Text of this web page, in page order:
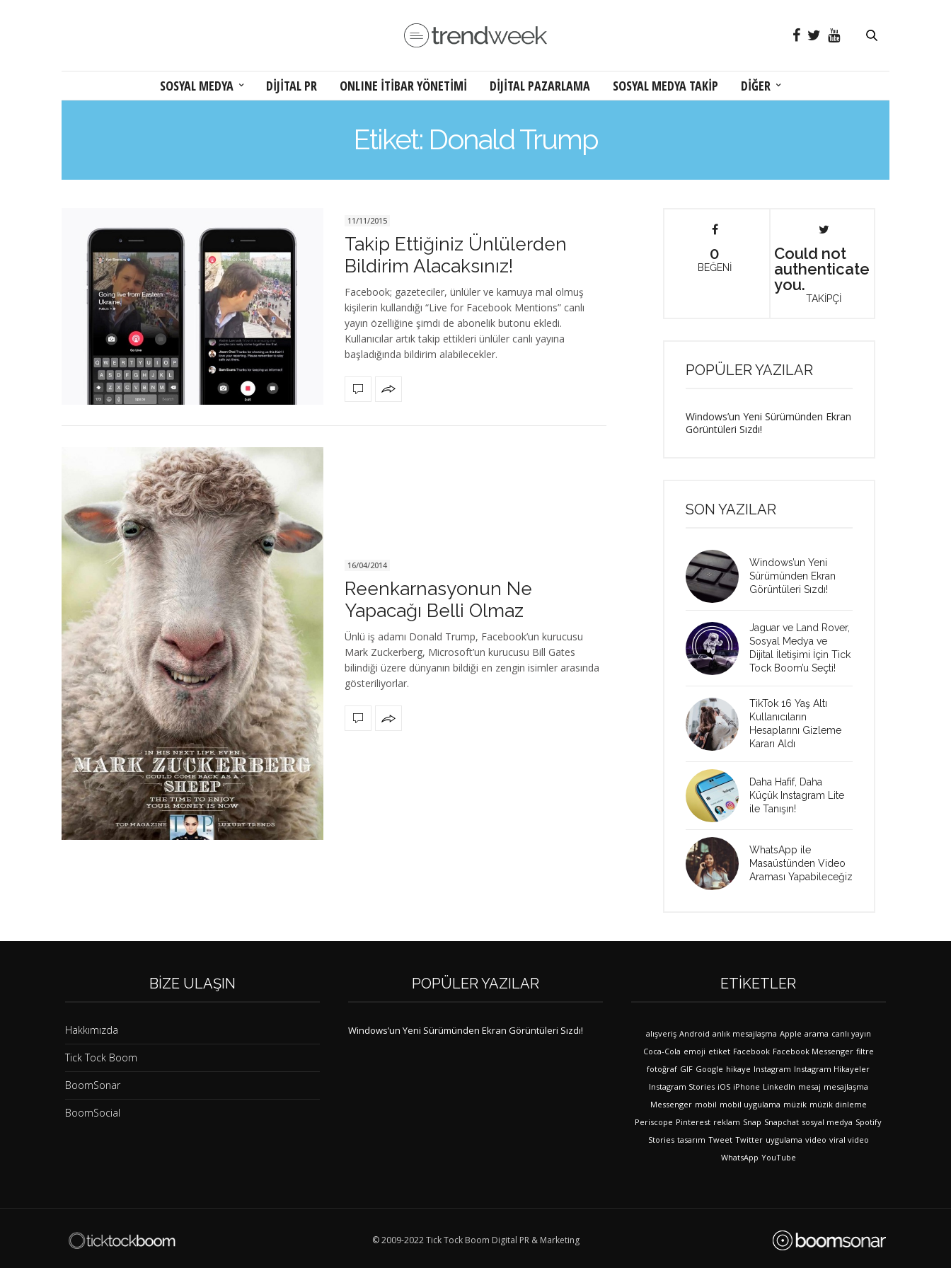
SOSYAL MEDYA DİJİTAL PR ONLINE İTİBAR YÖNETİMİ DİJİTAL PAZARLAMA SOSYAL MEDYA TAKİP DİĞER
Etiket: Donald Trump
11/11/2015
Takip Ettiğiniz Ünlülerden
Bildirim Alacaksınız!
Facebook; gazeteciler, ünlüler ve kamuya mal olmuş
kişilerin kullandığı “Live for Facebook Mentions” canlı
yayın özelliğine şimdi de abonelik butonu ekledi.
Kullanıcılar artık takip ettikleri ünlüler canlı yayına
başladığında bildirim alabilecekler.
16/04/2014
Reenkarnasyonun Ne
Yapacağı Belli Olmaz
Ünlü iş adamı Donald Trump, Facebook’un kurucusu
Mark Zuckerberg, Microsoft’un kurucusu Bill Gates
bilindiği üzere dünyanın bildiği en zengin isimler arasında
gösteriliyorlar.
0
BEĞENİ
Could not
authenticate
you.
TAKİPÇİ
POPÜLER YAZILAR
Windows’un Yeni Sürümünden Ekran
Görüntüleri Sızdı!
SON YAZILAR
Windows’un Yeni
Sürümünden Ekran
Görüntüleri Sızdı!
Jaguar ve Land Rover,
Sosyal Medya ve
Dijital İletişimi İçin Tick
Tock Boom’u Seçti!
TikTok 16 Yaş Altı
Kullanıcıların
Hesaplarını Gizleme
Kararı Aldı
Daha Hafif, Daha
Küçük Instagram Lite
ile Tanışın!
WhatsApp ile
Masaüstünden Video
Araması Yapabileceğiz
BIZE ULAŞIN
Hakkımızda
Tick Tock Boom
BoomSonar
BoomSocial
POPÜLER YAZILAR
Windows’un Yeni Sürümünden Ekran Görüntüleri Sızdı!
ETIKETLER
alışveriş Android anlık mesajlaşma Apple arama canlı yayın
Coca-Cola emoji etiket Facebook Facebook Messenger filtre
fotoğraf GIF Google hikaye Instagram Instagram Hikayeler
Instagram Stories iOS iPhone LinkedIn mesaj mesajlaşma
Messenger mobil mobil uygulama müzik müzik dinleme
Periscope Pinterest reklam Snap Snapchat sosyal medya Spotify
Stories tasarım Tweet Twitter uygulama video viral video
WhatsApp YouTube
© 2009-2022 Tick Tock Boom Digital PR & Marketing